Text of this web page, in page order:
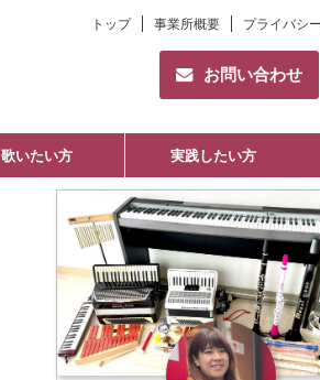
トップ 事業所概要 プライバシ
お問い合わせ
歌いたい方 実践したい方